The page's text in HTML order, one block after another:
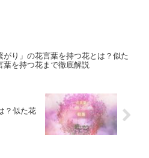
がり」の花言葉を持つ花とは？似た
葉を持つ花まで徹底解説
？似た花